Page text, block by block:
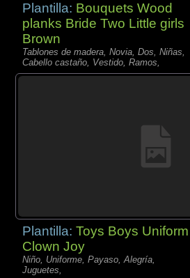
Plantilla: Bouquets Wood
planks Bride Two Little girls
Brown
Tablones de madera, Novia, Dos, Niñas,
Cabello castaño, Vestido, Ramos,
Plantilla:Toys Boys Uniform
Clown Joy
Niño, Uniforme, Payaso, Alegría,
Juguetes,